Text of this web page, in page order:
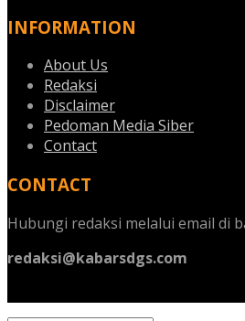
INFORMATION
About Us
Redaksi
Disclaimer
Pedoman Media Siber
Contact
CONTACT
Hubungi redaksi melalui email di
redaksi@kabarsdgs.com